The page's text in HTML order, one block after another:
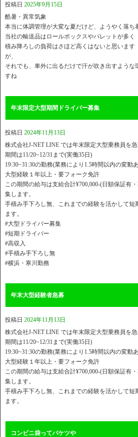
投稿日 2025年9月15日
酷暑・異常気象
本当に体調管理が大変な夏だけど、ようやく落ち
当社の輸送品はロールボックスやパレットが多く
積み降ろしの負荷はさほど高くはないと思います
が、
それでも、車外に出るだけで汗が吹き出すような
すね
年末限定大型期間ドライバー募集
投稿日 2024年11月13日
株式会社J-NET LINE では年末限定大型乗務員を急
期間は11/20~12/31まで(実働35日)
19:30~31:30の勤務(業務により1.5時間以内の変動
大型経験１年以上・要フォーク免許
この期間の給与は支給合計¥700,000-(日額保証有
集します。
手積み手下ろし無、これまでの経験を活かして短
ます。
#大型ドライバー募集
#短期ドライバー
#高収入
#手積み手下ろし無
#横浜・寒川勤務
年末大型経験者急募
投稿日 2024年11月13日
株式会社J-NET LINE では年末限定大型乗務員を急
期間は11/20~12/31まで(実働35日)
19:30~31:30の勤務(業務により1.5時間以内の変動
大型経験１年以上・要フォーク免許
この期間の給与は支給合計¥700,000-(日額保証有
集します。
手積み手下ろし無、これまでの経験を活かして短
ます。
コンビニ袋ってバケツや